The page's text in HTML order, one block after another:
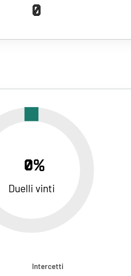
0
0%
Duelli vinti
Intercetti